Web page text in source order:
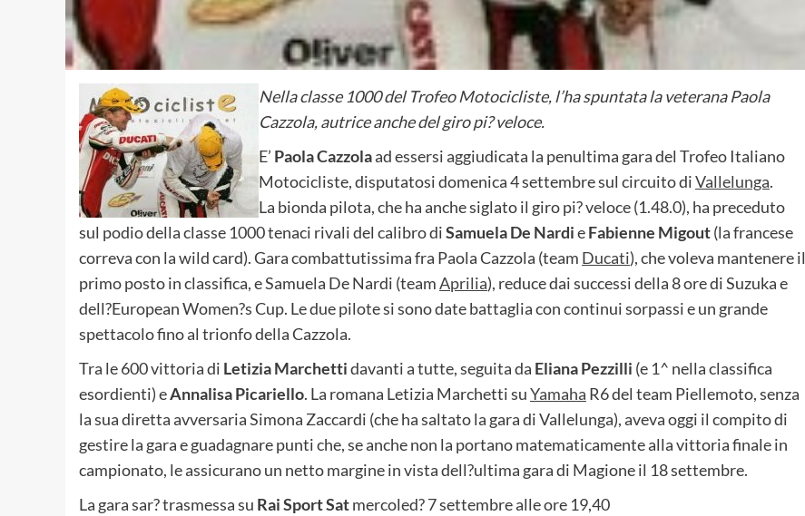
Nella classe 1000 del Trofeo Motocicliste, l’ha spuntata la veterana Paola
Cazzola, autrice anche del giro pi? veloce.
E’ Paola Cazzolaad essersi aggiudicata la penultima gara del Trofeo Italiano
Motocicliste, disputatosi domenica 4 settembre sul circuito diVallelunga.
La bionda pilota, che ha anche siglato il giro pi? veloce (1.48.0), ha preceduto
sul podio della classe 1000 tenaci rivali del calibro diSamuela De NardieFabienne Migout(la francese
correva con la wild card). Gara combattutissima fra Paola Cazzola (team Ducati), che voleva mantenere il
primo posto in classifica, e Samuela De Nardi (teamAprilia), reduce dai successi della 8 ore di Suzuka e
dell?European Women?s Cup. Le due pilote si sono date battaglia con continui sorpassi e un grande
spettacolo fino al trionfo della Cazzola.
Tra le 600 vittoria di Letizia Marchettidavanti a tutte, seguita da Eliana Pezzilli (e 1^ nella classifica
esordienti) eAnnalisa Picariello. La romana Letizia Marchetti suYamaha R6 del team Piellemoto, senza
la sua diretta avversaria Simona Zaccardi (che ha saltato la gara di Vallelunga), aveva oggi il compito di
gestire la gara e guadagnare punti che, se anche non la portano matematicamente alla vittoria finale in
campionato, le assicurano un netto margine in vista dell?ultima gara di Magione il 18 settembre.
La gara sar? trasmessa su Rai Sport Satmercoled? 7 settembre alle ore 19,40